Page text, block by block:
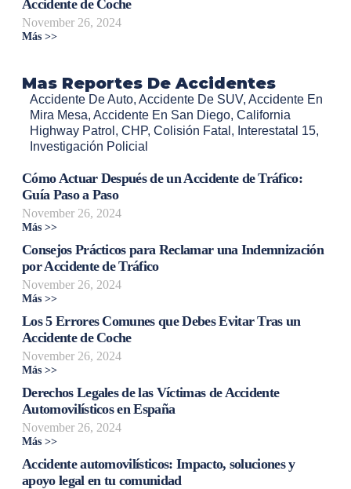
Accidente de Coche
November 26, 2024
Más >>
Mas Reportes De Accidentes
Accidente De Auto, Accidente De SUV, Accidente En
Mira Mesa, Accidente En San Diego, California
Highway Patrol , CHP, Colisión Fatal , Interestatal 15,
Investigación Policial
Cómo Actuar Después de un Accidente de Tráfico:
Guía Paso a Paso
November 26, 2024
Más >>
Consejos Prácticos para Reclamar una Indemnización
por Accidente de Tráfico
November 26, 2024
Más >>
Los 5 Errores Comunes que Debes Evitar Tras un
Accidente de Coche
November 26, 2024
Más >>
Derechos Legales de las Víctimas de Accidente
Automovilísticos en España
November 26, 2024
Más >>
Accidente automovilísticos: Impacto, soluciones y
apoyo legal en tu comunidad